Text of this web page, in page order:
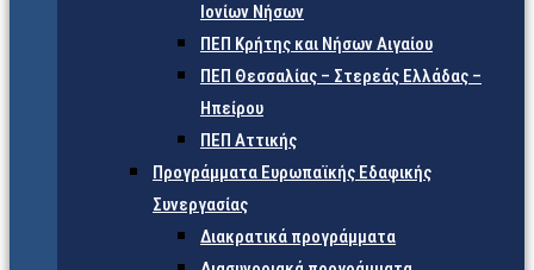
Ιονίων Νήσων
ΠΕΠ Κρήτης και Νήσων Αιγαίου
ΠΕΠ Θεσσαλίας – Στερεάς Ελλάδας –
Ηπείρου
ΠΕΠ Αττικής
Προγράμματα Ευρωπαϊκής Εδαφικής
Συνεργασίας
Διακρατικά προγράμματα